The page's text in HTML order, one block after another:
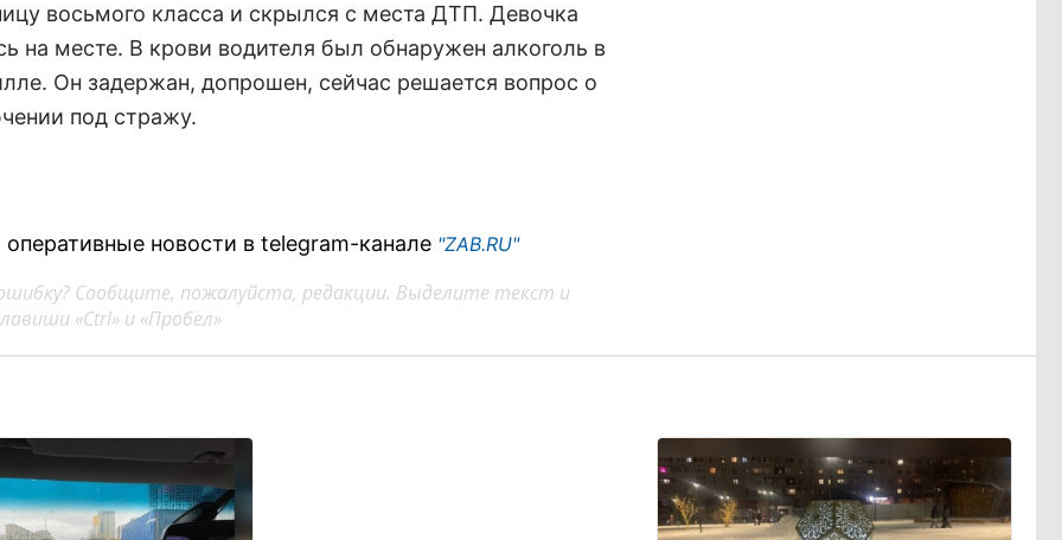
восьмого класса и скрылся с места ДТП. Девочка
на месте. В крови водителя был обнаружен алкоголь в
Он задержан, допрошен, сейчас решается вопрос о
под стражу.
новости в telegram-канале "ZAB.RU"
Сообщите, пожалуйста, редакции. Выделите текст и
«Ctrl» и «Пробел»